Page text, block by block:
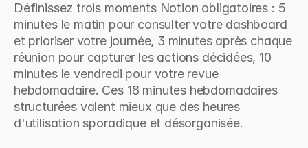
Définissez trois moments Notion obligatoires : 5
minutes le matin pour consulter votre dashboard
et prioriser votre journée, 3 minutes après chaque
réunion pour capturer les actions décidées, 10
minutes le vendredi pour votre revue
hebdomadaire. Ces 18 minutes hebdomadaires
structurées valent mieux que des heures
d'utilisation sporadique et désorganisée.